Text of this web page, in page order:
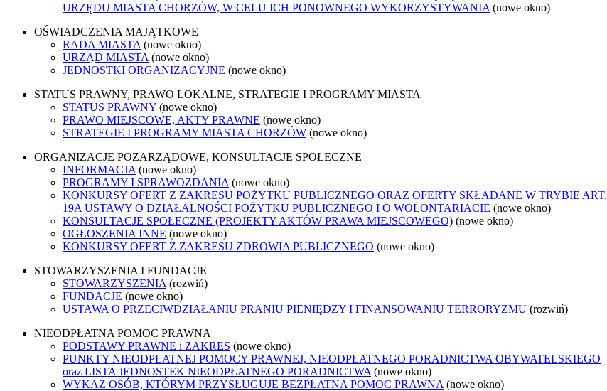
URZĘDU MIASTA CHORZÓW, W CELU ICH PONOWNEGO WYKORZYSTYWANIA (nowe okno)
OŚWIADCZENIA MAJĄTKOWE
RADA MIASTA (nowe okno)
URZĄD MIASTA (nowe okno)
JEDNOSTKI ORGANIZACYJNE (nowe okno)
STATUS PRAWNY, PRAWO LOKALNE, STRATEGIE I PROGRAMY MIASTA
STATUS PRAWNY (nowe okno)
PRAWO MIEJSCOWE, AKTY PRAWNE (nowe okno)
STRATEGIE I PROGRAMY MIASTA CHORZÓW (nowe okno)
ORGANIZACJE POZARZĄDOWE, KONSULTACJE SPOŁECZNE
INFORMACJA (nowe okno)
PROGRAMY I SPRAWOZDANIA (nowe okno)
KONKURSY OFERT Z ZAKRESU POŻYTKU PUBLICZNEGO ORAZ OFERTY SKŁADANE W TRYBIE ART.
19A USTAWY O DZIAŁALNOŚCI POŻYTKU PUBLICZNEGO I O WOLONTARIACIE (nowe okno)
KONSULTACJE SPOŁECZNE (PROJEKTY AKTÓW PRAWA MIEJSCOWEGO) (nowe okno)
OGŁOSZENIA INNE (nowe okno)
KONKURSY OFERT Z ZAKRESU ZDROWIA PUBLICZNEGO (nowe okno)
STOWARZYSZENIA I FUNDACJE
STOWARZYSZENIA (rozwiń)
FUNDACJE (nowe okno)
USTAWA O PRZECIWDZIAŁANIU PRANIU PIENIĘDZY I FINANSOWANIU TERRORYZMU (rozwiń)
NIEODPŁATNA POMOC PRAWNA
PODSTAWY PRAWNE i ZAKRES (nowe okno)
PUNKTY NIEODPŁATNEJ POMOCY PRAWNEJ, NIEODPŁATNEGO PORADNICTWA OBYWATELSKIEGO
oraz LISTA JEDNOSTEK NIEODPŁATNEGO PORADNICTWA (nowe okno)
WYKAZ OSÓB, KTÓRYM PRZYSŁUGUJE BEZPŁATNA POMOC PRAWNA (nowe okno)